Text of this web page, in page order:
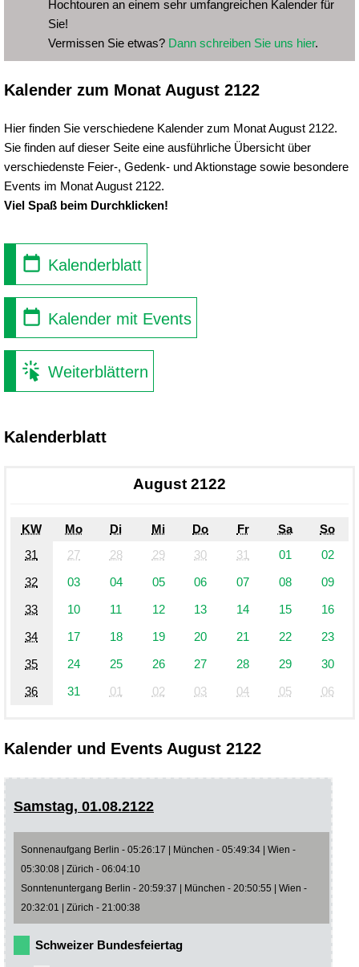
Hochtouren an einem sehr umfangreichen Kalender für
Sie!
Vermissen Sie etwas? Dann schreiben Sie uns hier.
Kalender zum Monat August 2122
Hier finden Sie verschiedene Kalender zum Monat August 2122.
Sie finden auf dieser Seite eine ausführliche Übersicht über
verschiedenste Feier-, Gedenk- und Aktionstage sowie besondere
Events im Monat August 2122.
Viel Spaß beim Durchklicken!
Kalenderblatt
Kalender mit Events
Weiterblättern
Kalenderblatt
August 2122
KW Mo Di Mi Do Fr Sa
So
31
27 28 29 30 31 01
02
32
03 04 05 06 07 08
09
33
10 11 12 13 14 15
16
34
17 18 19 20 21 22
23
35
24 25 26 27 28 29
30
36
31 01 02 03 04 05 06
Kalender und Events August 2122
Samstag, 01.08.2122
Sonnenaufgang Berlin - 05:26:17 | München - 05:49:34 | Wien -
05:30:08 | Zürich - 06:04:10
Sonntenuntergang Berlin - 20:59:37 | München - 20:50:55 | Wien -
20:32:01 | Zürich - 21:00:38
Schweizer Bundesfeiertag